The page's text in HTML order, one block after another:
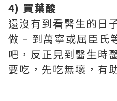
4) 買葉酸
還沒有到看醫生的日
做 – 到萬寧或屈臣氏
吧，反正見到醫生時
要吃，先吃無壞，有